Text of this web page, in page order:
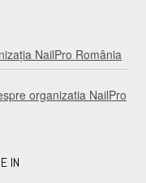
NailPro România
organizatia NailPro
IN